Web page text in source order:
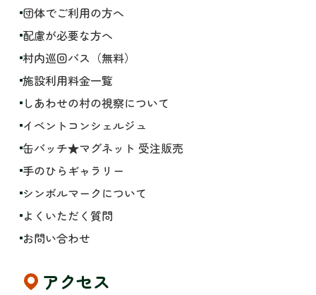
団体でご利用の方へ
配慮が必要な方へ
村内巡回バス（無料）
施設利用料金一覧
しあわせの村の視察について
イベントコンシェルジュ
缶バッチ★マグネット 受注販売
手のひらギャラリー
シンボルマークについて
よくいただく質問
お問い合わせ
アクセス